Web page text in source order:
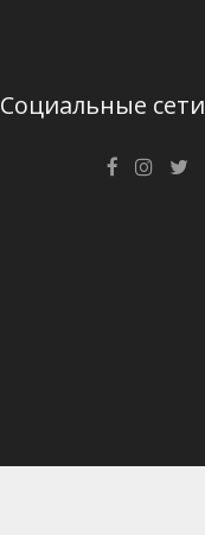
Социальные сети